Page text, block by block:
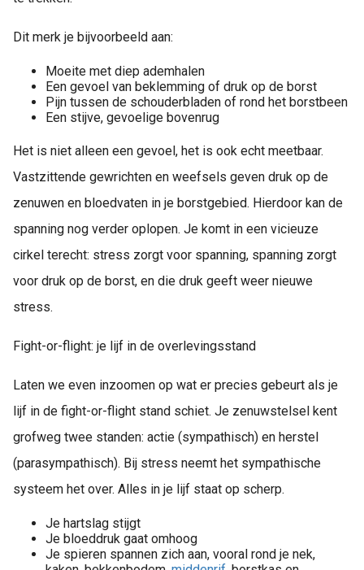
Dit merk je bijvoorbeeld aan:
Moeite met diep ademhalen
Een gevoel van beklemming of druk op de borst
Pijn tussen de schouderbladen of rond het borstbeen
Een stijve, gevoelige bovenrug
Het is niet alleen een gevoel, het is ook echt meetbaar.
Vastzittende gewrichten en weefsels geven druk op de
zenuwen en bloedvaten in je borstgebied. Hierdoor kan de
spanning nog verder oplopen. Je komt in een vicieuze
cirkel terecht: stress zorgt voor spanning, spanning zorgt
voor druk op de borst, en die druk geeft weer nieuwe
stress.
Fight-or-flight: je lijf in de overlevingsstand
Laten we even inzoomen op wat er precies gebeurt als je
lijf in de fight-or-flight stand schiet. Je zenuwstelsel kent
grofweg twee standen: actie (sympathisch) en herstel
(parasympathisch). Bij stress neemt het sympathische
systeem het over. Alles in je lijf staat op scherp.
Je hartslag stijgt
Je bloeddruk gaat omhoog
Je spieren spannen zich aan, vooral rond je nek,